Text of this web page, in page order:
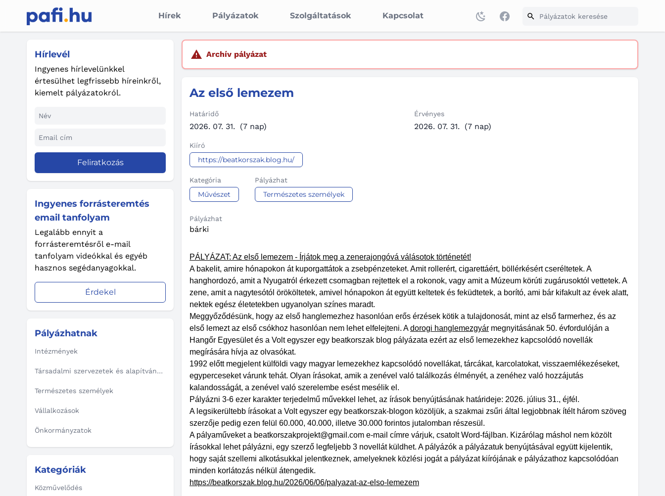
Hírek Pályázatok Szolgáltatások Kapcsolat Facebook
Hírlevél
Ingyenes hírlevelünkkel
értesülhet legfrissebb híreinkről,
kiemelt pályázatokról.
Feliratkozás
Ingyenes forrásteremtés
email tanfolyam
Legalább ennyit a
forrásteremtésről e-mail
tanfolyam videókkal és egyéb
hasznos segédanyagokkal.
Érdekel
Pályázhatnak
Intézmények
Társadalmi szervezetek és alapítványok
Természetes személyek
Vállalkozások
Önkormányzatok
Kategóriák
Közművelődés
Archív pályázat
Az első lemezem
Határidő
2026. 07. 31. (7 nap)
Érvényes
2026. 07. 31. (7 nap)
Kiíró
https://beatkorszak.blog.hu/
Kategória
Művészet
Pályázhat
Természetes személyek
Pályázhat
bárki
PÁLYÁZAT: Az első lemezem - Írjátok meg a zenerajongóvá válásotok történetét!
A bakelit, amire hónapokon át kuporgattátok a zsebpénzeteket. Amit rollerért, cigarettáért, böllérkésért cseréltetek. A
hanghordozó, amit a Nyugatról érkezett csomagban rejtettek el a rokonok, vagy amit a Múzeum körúti zugárusoktól vettetek. A
zene, amit a nagytesótól örököltetek, amivel hónapokon át együtt keltetek és feküdtetek, a borító, ami bár kifakult az évek alatt,
nektek egész életetekben ugyanolyan színes maradt.
Meggyőződésünk, hogy az első hanglemezhez hasonlóan erős érzések kötik a tulajdonosát, mint az első farmerhez, és az
első lemezt az első csókhoz hasonlóan nem lehet elfelejteni. Adorogi hanglemezgyár megnyitásának 50. évfordulóján a
Hangőr Egyesület és a Volt egyszer egy beatkorszak blog pályázata ezért az első lemezekhez kapcsolódó novellák
megírására hívja az olvasókat.
1992 előtt megjelent külföldi vagy magyar lemezekhez kapcsolódó novellákat, tárcákat, karcolatokat, visszaemlékezéseket,
egyperceseket várunk tehát. Olyan írásokat, amik a zenével való találkozás élményét, a zenéhez való hozzájutás
kalandosságát, a zenével való szerelembe esést mesélik el.
Pályázni 3-6 ezer karakter terjedelmű művekkel lehet, az írások benyújtásának határideje: 2026. július 31., éjfél.
A legsikerültebb írásokat a Volt egyszer egy beatkorszak-blogon közöljük, a szakmai zsűri által legjobbnak ítélt három szöveg
szerzője pedig ezen felül 60.000, 40.000, illetve 30.000 forintos jutalomban részesül.
A pályaműveket a beatkorszakprojekt@gmail.com e-mail címre várjuk, csatolt Word-fájlban. Kizárólag máshol nem közölt
írásokkal lehet pályázni, egy szerző legfeljebb 3 novellát küldhet. A pályázók a pályázatuk benyújtásával együtt kijelentik,
hogy saját szellemi alkotásukkal jelentkeznek, amelyeknek közlési jogát a pályázat kiírójának e pályázathoz kapcsolódóan
minden korlátozás nélkül átengedik.
https://beatkorszak.blog.hu/2026/06/06/palyazat-az-elso-lemezem